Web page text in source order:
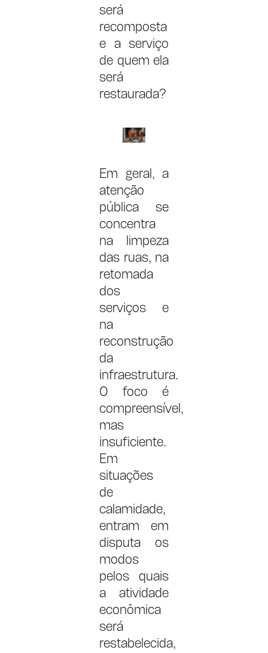
será
recomposta
e a serviço
de quem ela
será
restaurada?
Em geral, a
atenção
pública se
concentra
na limpeza
das ruas, na
retomada
dos
serviços e
na
reconstrução
da
infraestrutura.
O foco é
compreensível,
mas
insuficiente.
Em
situações
de
calamidade,
entram em
disputa os
modos
pelos quais
a atividade
econômica
será
restabelecida,